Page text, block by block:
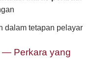
dalam tetapan pelayar
— Perkara yang